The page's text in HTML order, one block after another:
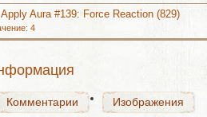
Aura #139: Force Reaction (829)
4
Комментарии Изображения
Комментарии Изображения